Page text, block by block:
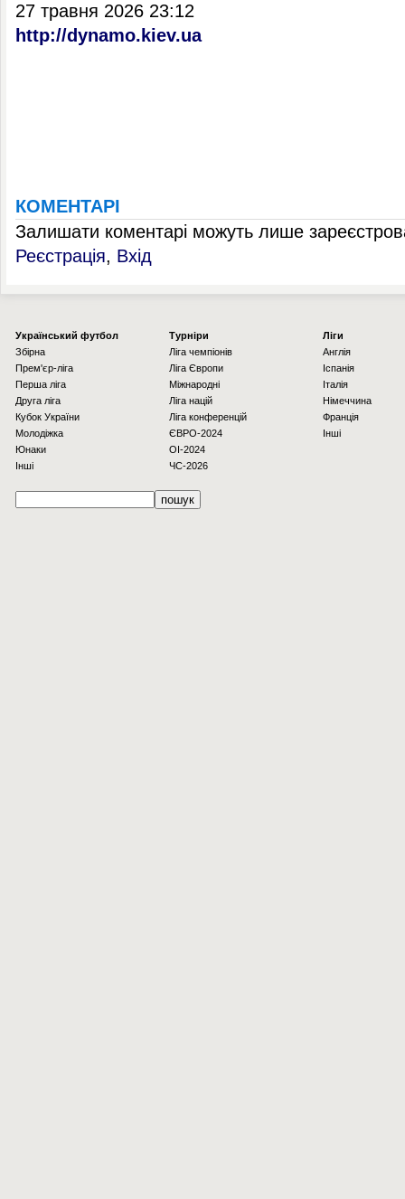
27 травня 2026 23:12
http://dynamo.kiev.ua
КОМЕНТАРІ
Залишати коментарі можуть лише
Реєстрація, Вхід
Українcький футбол
Збірна
Прем'єр-ліга
Перша ліга
Друга ліга
Кубок України
Молодіжка
Юнаки
Інші
Турніри
Ліга чемпіонів
Ліга Європи
Міжнародні
Ліга націй
Ліга конференцій
ЄВРО-2024
OI-2024
ЧС-2026
Ліги
Англія
Іспанія
Італія
Німеччина
Франція
Інші